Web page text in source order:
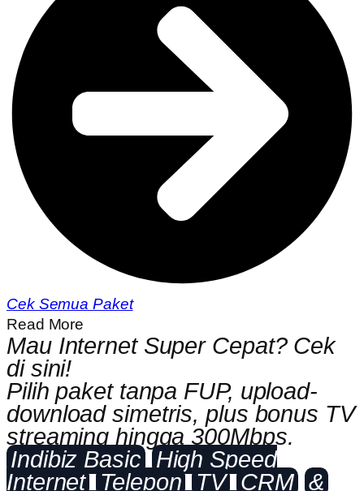
Cek Semua Paket
Read More
Mau Internet Super Cepat? Cek
di sini!
Pilih paket tanpa FUP, upload-
download simetris, plus bonus TV
streaming hingga 300Mbps.
Indibiz Basic
High Speed
Internet
Telepon TV CRM &